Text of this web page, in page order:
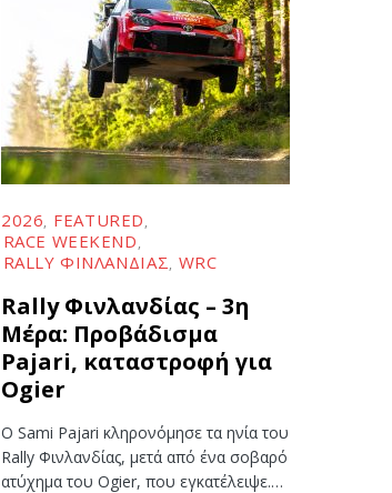
2026 FEATURED
RACE WEEKEND
RALLY ΦΙΝΛΑΝΔΊΑΣ WRC
Rally Φινλανδίας – 3η
Μέρα: Προβάδισμα
Pajari, καταστροφή για
Ogier
Ο Sami Pajari κληρονόμησε τα ηνία του
Rally Φινλανδίας, μετά από ένα σοβαρό
ατύχημα του Ogier, που εγκατέλειψε.…